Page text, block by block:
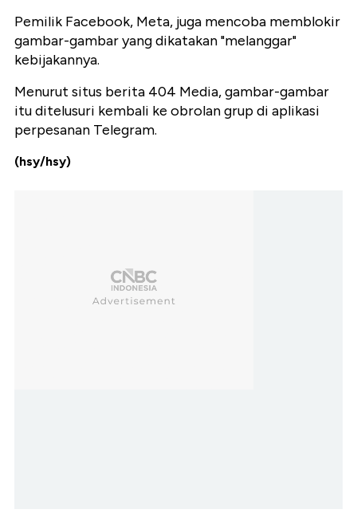
Pemilik Facebook, Meta, juga mencoba memblokir
gambar-gambar yang dikatakan "melanggar"
kebijakannya.
Menurut situs berita 404 Media, gambar-gambar
itu ditelusuri kembali ke obrolan grup di aplikasi
perpesanan Telegram.
(hsy/hsy)